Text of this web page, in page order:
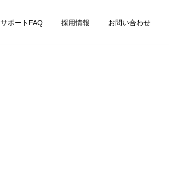
サポートFAQ 採用情報 お問い合わせ